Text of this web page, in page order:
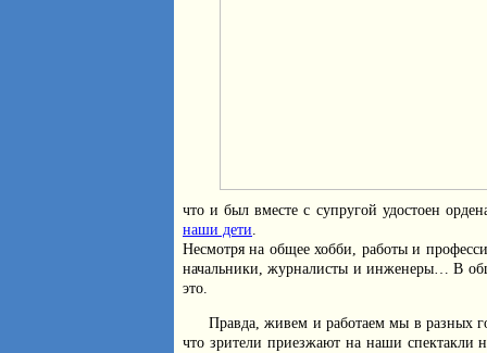
что и был вместе с супругой удостоен
наши дети.
Несмотря на общее хобби, работы и
начальники, журналисты и инженеры… В
это.
Правда, живем и работаем мы в разных
что зрители приезжают на наши